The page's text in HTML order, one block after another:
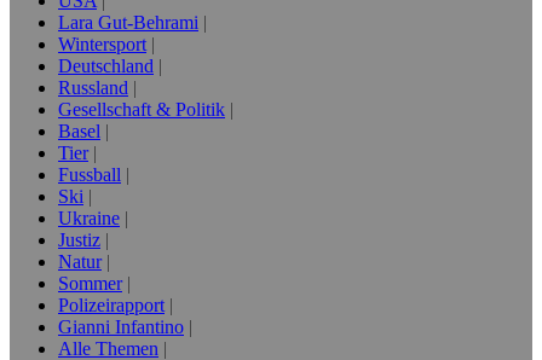
Lara Gut-Behrami
Wintersport
Deutschland
Russland
Gesellschaft & Politik
Basel
Tier
Fussball
Ski
Ukraine
Justiz
Natur
Sommer
Polizeirapport
Gianni Infantino
Alle Themen